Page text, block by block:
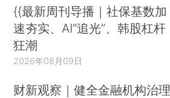
{{最新周刊导播｜社保基数加
速夯实、AI“追光”、韩股杠杆
狂潮
2026年08月09日
财新观察｜健全金融机构治理